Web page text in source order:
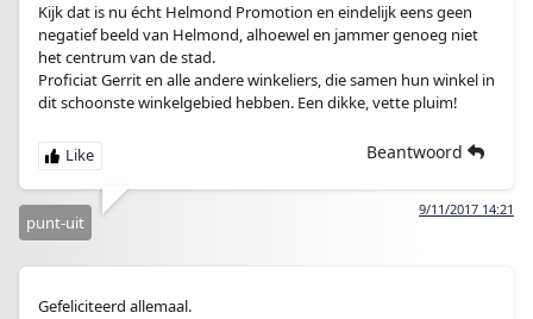
Kijk dat is nu écht Helmond Promotion en eindelijk eens geen
negatief beeld van Helmond, alhoewel en jammer genoeg niet
het centrum van de stad.
Proficiat Gerrit en alle andere winkeliers, die samen hun winkel in
dit schoonste winkelgebied hebben. Een dikke, vette pluim!
Beantwoord
9/11/2017 14:21
punt-uit
Gefeliciteerd allemaal.